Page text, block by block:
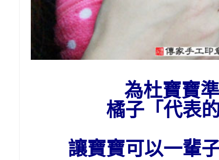
為杜寶寶
橘子 「代表
讓寶寶可以一輩